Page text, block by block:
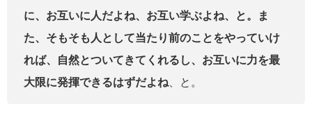
に、お互いに人だよね、お互い学ぶよね、と。ま
た、そもそも人として当たり前のことをやっていけ
れば、自然とついてきてくれるし、お互いに力を最
大限に発揮できるはずだよね 、と。